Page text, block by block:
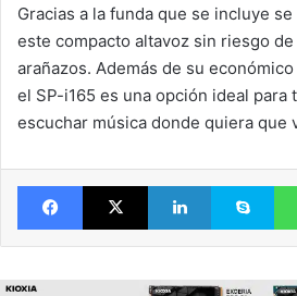
Gracias a la funda que se incluye
este compacto altavoz sin riesgo
arañazos. Además de su
el SP-i165 es una opción ideal para
escuchar música donde quiera que
FacebookX LinkedIn